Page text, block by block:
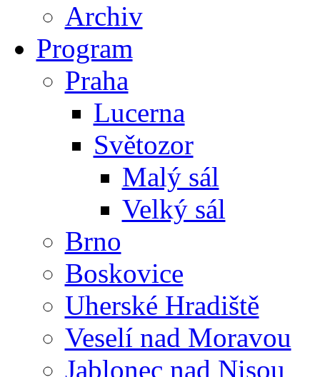
Archiv
Program
Praha
Lucerna
Světozor
Malý sál
Velký sál
Brno
Boskovice
Uherské Hradiště
Veselí nad Moravou
Jablonec nad Nisou